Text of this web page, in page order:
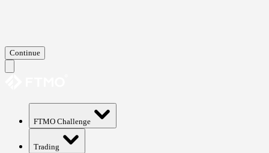
Continue
FTMO Challenge
Trading